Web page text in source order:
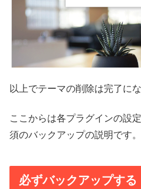
以上でテーマの削除は完了にな
ここからは各プラグインの設
須のバックアップの説明です。
必ずバックアップする